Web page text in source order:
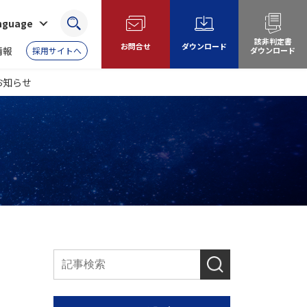
検索
採用サイトへ お問合せ ダウンロード
該非判定書
ダウンロード
らせ